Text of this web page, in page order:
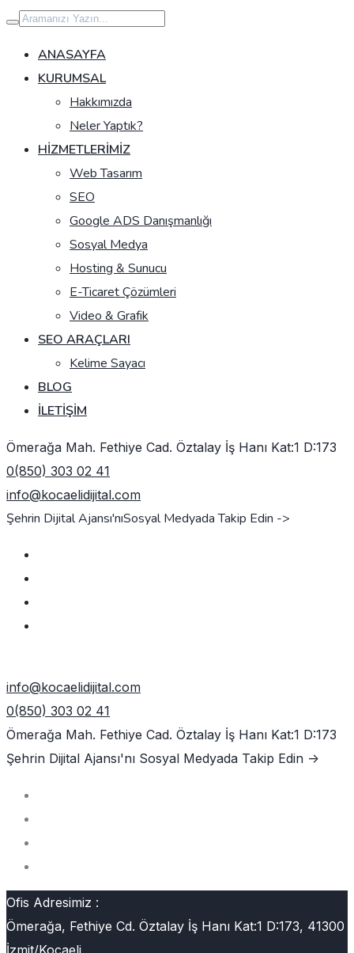
İçeriğe
geç
ANASAYFA
KURUMSAL
Hakkımızda
Neler Yaptık?
HIZMETLERIMIZ
Web Tasarım
SEO
Google ADS Danışmanlığı
Sosyal Medya
Hosting & Sunucu
E-Ticaret Çözümleri
Video & Grafik
SEO ARAÇLARI
Kelime Sayacı
BLOG
İLETIŞIM
Ömerağa Mah. Fethiye Cad. Öztalay İş Hanı Kat:1 D:173
0(850) 303 02 41
info@kocaelidijital.com
Şehrin Dijital Ajansı'nıSosyal Medyada Takip Edin ->
info@kocaelidijital.com
0(850) 303 02 41
Ömerağa Mah. Fethiye Cad. Öztalay İş Hanı Kat:1 D:173
Şehrin Dijital Ajansı'nı Sosyal Medyada Takip Edin ->
Ofis Adresimiz :
Ömerağa, Fethiye Cd. Öztalay İş Hanı Kat:1 D:173, 41300
İzmit/Kocaeli